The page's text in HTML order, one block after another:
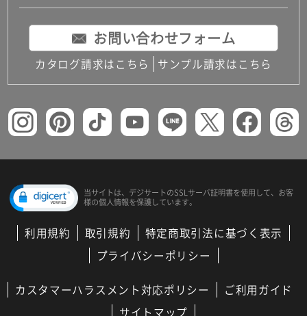
お問い合わせフォーム
カタログ請求はこちら サンプル請求はこちら
当サイトは、デジサートのSSLサーバ証明書を使用して、 お客
様の個人情報を保護しています。
利用規約 取引規約
特定商取引法に基づく表示
プライバシーポリシー
カスタマーハラスメント対応ポリシー
ご利用ガイド
サイトマップ